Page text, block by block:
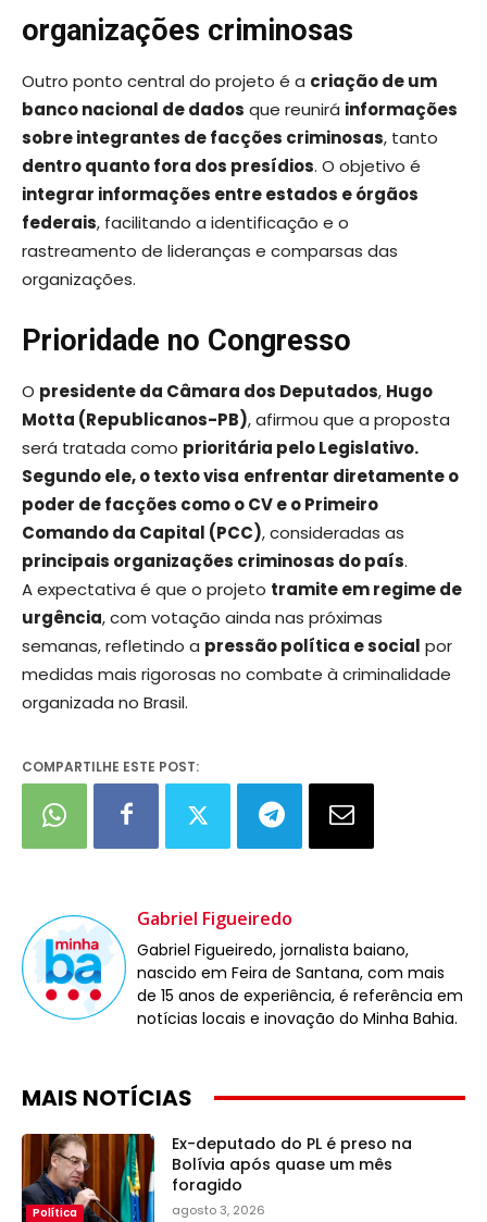
organizações criminosas
Outro ponto central do projeto é a criação de um
banco nacional de dados que reunirá informações
sobre integrantes de facções criminosas, tanto
dentro quanto fora dos presídios. O objetivo é
integrar informações entre estados e órgãos
federais, facilitando a identificação e o
rastreamento de lideranças e comparsas das
organizações.
Prioridade no Congresso
O presidente da Câmara dos Deputados, Hugo
Motta (Republicanos-PB), afirmou que a proposta
será tratada como prioritária pelo Legislativo.
Segundo ele, o texto visa enfrentar diretamente o
poder de facções como o CV e o Primeiro
Comando da Capital (PCC), consideradas as
principais organizações criminosas do país.
A expectativa é que o projeto tramite em regime de
urgência, com votação ainda nas próximas
semanas, refletindo a pressão política e social por
medidas mais rigorosas no combate à criminalidade
organizada no Brasil.
COMPARTILHE ESTE POST:
Gabriel Figueiredo
Gabriel Figueiredo, jornalista baiano,
nascido em Feira de Santana, com mais
de 15 anos de experiência, é referência em
notícias locais e inovação do Minha Bahia.
MAIS NOTÍCIAS
Política
Ex-deputado do PL é preso na
Bolívia após quase um mês
foragido
agosto 3, 2026